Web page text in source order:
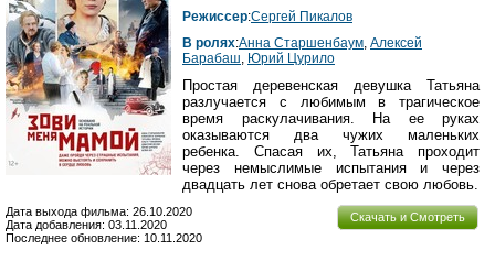
Режиссер:Сергей Пикалов
В ролях:Анна Старшенбаум, Алексей
Барабаш, Юрий Цурило
Простая деревенская девушка Татьяна
разлучается с любимым в трагическое
время раскулачивания. На ее руках
оказываются два чужих маленьких
ребенка. Спасая их, Татьяна проходит
через немыслимые испытания и через
двадцать лет снова обретает свою любовь.
Скачать и Смотреть
Дата выхода фильма: 26.10.2020
Дата добавления: 03.11.2020
Последнее обновление: 10.11.2020